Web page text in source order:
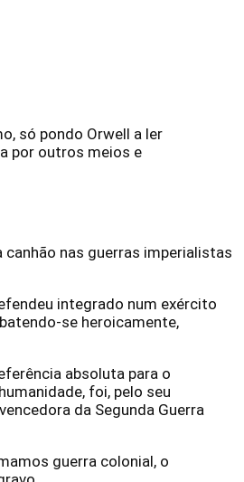
só pondo Orwell a ler
por outros meios e
canhão nas guerras imperialistas
integrado num exército
se heroicamente,
absoluta para o
foi, pelo seu
da Segunda Guerra
guerra colonial, o